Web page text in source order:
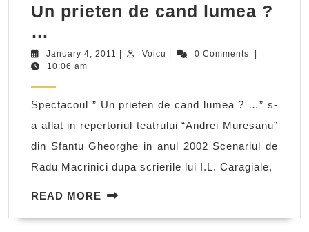
Un prieten de cand lumea ?
…
prieten
de
cand
lumea
?
…
January 4, 2011 JanuaryVoicu Voicu 0 Comments
10:06 am
Spectacoul ” Un prieten de cand lumea ? …” s-
a aflat in repertoriul teatrului “Andrei Muresanu”
din Sfantu Gheorghe in anul 2002 Scenariul de
Radu Macrinici dupa scrierile lui I.L. Caragiale,
READ MORE READ